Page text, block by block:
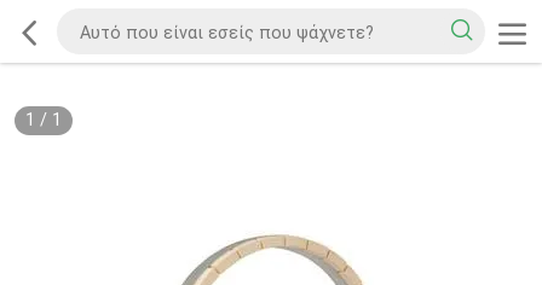
1 / 1